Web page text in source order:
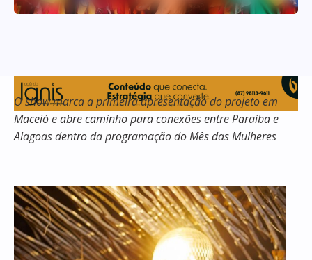
O show marca a primeira apresentação do projeto em
Maceió e abre caminho para conexões entre Paraíba e
Alagoas dentro da programação do Mês das Mulheres